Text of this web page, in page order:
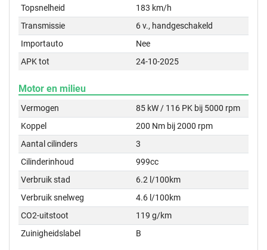
Topsnelheid
183 km/h
Transmissie
6 v., handgeschakeld
Importauto
Nee
APK tot
24-10-2025
Motor en milieu
Vermogen
85 kW / 116 PK bij 5000 rpm
Koppel
200 Nm bij 2000 rpm
Aantal cilinders
3
Cilinderinhoud
999cc
Verbruik stad
6.2 l/100km
Verbruik snelweg
4.6 l/100km
CO2-uitstoot
119 g/km
Zuinigheidslabel
B